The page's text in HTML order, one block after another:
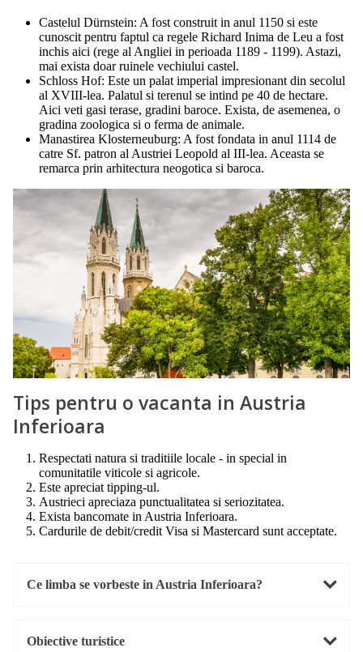
Castelul Dürnstein: A fost construit in anul 1150 si este
cunoscit pentru faptul ca regele Richard Inima de Leu a fost
inchis aici (rege al Angliei in perioada 1189 - 1199). Astazi,
mai exista doar ruinele vechiului castel.
Schloss Hof: Este un palat imperial impresionant din secolul
al XVIII-lea. Palatul si terenul se intind pe 40 de hectare.
Aici veti gasi terase, gradini baroce. Exista, de asemenea, o
gradina zoologica si o ferma de animale.
Manastirea Klosterneuburg: A fost fondata in anul 1114 de
catre Sf. patron al Austriei Leopold al III-lea. Aceasta se
remarca prin arhitectura neogotica si baroca.
Tips pentru o vacanta in Austria
Inferioara
Respectati natura si traditiile locale - in special in
comunitatile viticole si agricole.
Este apreciat tipping-ul.
Austrieci apreciaza punctualitatea si seriozitatea.
Exista bancomate in Austria Inferioara.
Cardurile de debit/credit Visa si Mastercard sunt acceptate.
Ce limba se vorbeste in Austria Inferioara?
Obiective turistice